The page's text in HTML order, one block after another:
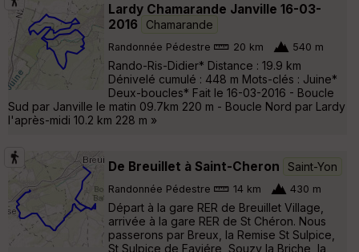
Lardy Chamarande Janville 16-03-
2016
Chamarande
Randonnée Pédestre 20 km 540 m
Rando-Ris-Didier* Distance : 19.9 km
Dénivelé cumulé : 448 m Mots-clés : Juine*
Deux-boucles* Fait le 16-03-2016 - Boucle
Sud par Janville le matin 09.7km 220 m - Boucle Nord par Lardy
l'après-midi 10.2 km 228 m »
De Breuillet à Saint-Cheron Saint-Yon
Randonnée Pédestre 14 km 430 m
Départ à la gare RER de Breuillet Village,
arrivée à la gare RER de St Chéron. Nous
passerons par Breux, la Remise St Sulpice,
St Sulpice de Faviére, Souzy la Briche, la